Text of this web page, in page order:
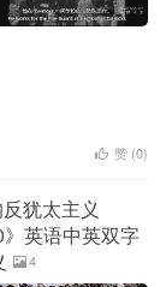
赞 (0)
犹太主义
英语中英双字
4